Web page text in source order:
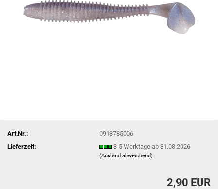
Art.Nr.:
0913785006
Lieferzeit:
3-5 Werktage ab 31.08.2026
(Ausland abweichend)
2,90 EUR